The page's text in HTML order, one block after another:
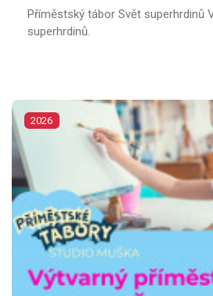
Příměstský tábor Svět superhrdinů
superhrdinů.
2026